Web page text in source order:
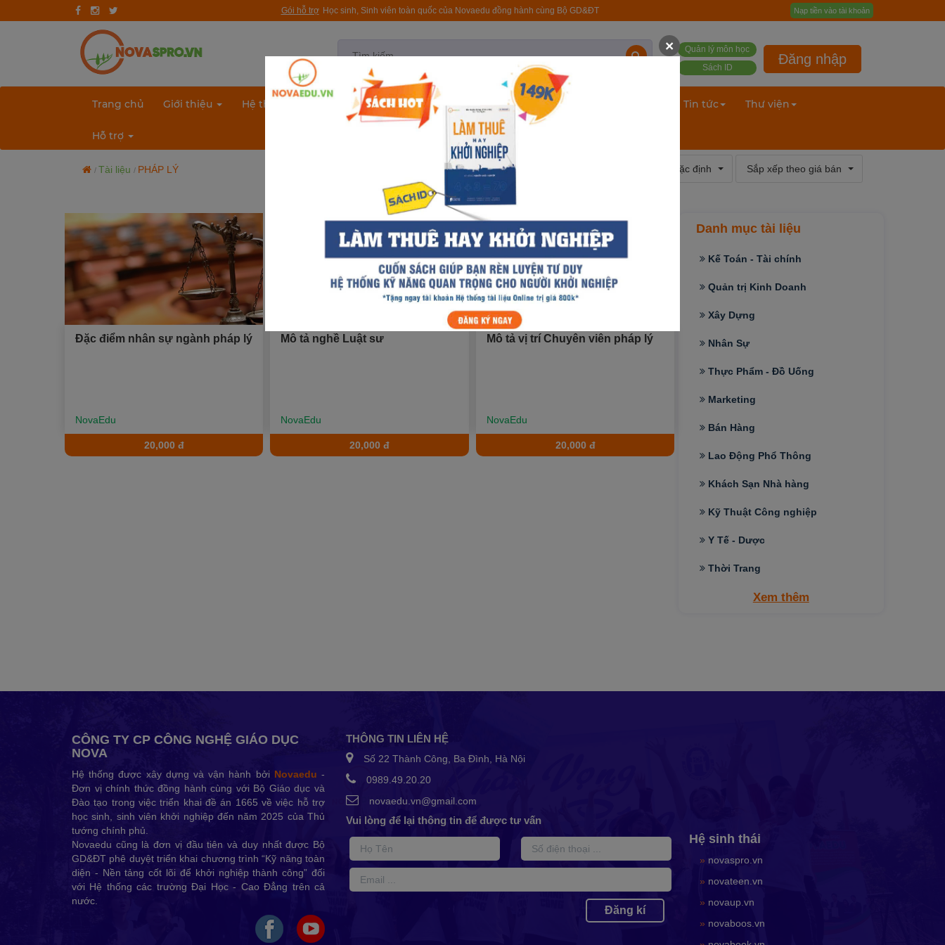
Trang chủ
Giới thiệu
Quy trình hướng nghiệp
Đơn vị đào tạo
Nhóm ngành nghề
Gương sáng học sinh - người nổi tiếng
Xu hướng ngành nghề
Gói hỗ trợ Học sinh, Sinh viên toàn quốc của Novaedu đồng hành cùng Bộ GD&ĐT Nạp tiền vào tài khoản
Quản lý môn học
Sách ID
Đăng nhập
Trang chủ Giới thiệu Hệ thống bài test Quy trình NovaSpro Tài liệu Khóa học Tin tức Thư viện
Hỗ trợ
Tài liệu PHÁP LÝ Sắp xếp theo mặc định Sắp xếp theo giá bán
Đặc điểm nhân sự ngành pháp lý
NovaEdu
20,000 đ
Mô tả nghề Luật sư
NovaEdu
20,000 đ
Mô tả vị trí Chuyên viên pháp lý
NovaEdu
20,000 đ
Danh mục tài liệu
Kế Toán - Tài chính
Quản trị Kinh Doanh
Xây Dựng
Nhân Sự
Thực Phẩm - Đồ Uống
Marketing
Bán Hàng
Lao Động Phổ Thông
Khách Sạn Nhà hàng
Kỹ Thuật Công nghiệp
Y Tế - Dược
Thời Trang
Xem thêm
CÔNG TY CP CÔNG NGHỆ GIÁO DỤC
NOVA
Hệ thống được xây dựng và vận hành bởi Novaedu -
Đơn vị chính thức đồng hành cùng với Bộ Giáo dục và
Đào tạo trong việc triển khai đề án 1665 về việc hỗ trợ
học sinh, sinh viên khởi nghiệp đến năm 2025 của Thủ
tướng chính phủ.
Novaedu cũng là đơn vị đầu tiên và duy nhất được Bộ
GD&ĐT phê duyệt triển khai chương trình “Kỹ năng toàn
diện - Nền tảng cốt lõi để khởi nghiệp thành công” đối
với Hệ thống các trường Đại Học - Cao Đẳng trên cả
nước.
THÔNG TIN LIÊN HỆ
Số 22 Thành Công, Ba Đình, Hà Nội
0989.49.20.20
novaedu.vn@gmail.com
Vui lòng để lại thông tin để được tư vấn
Đăng kí
Hệ sinh thái
» novaspro.vn
» novateen.vn
» novaup.vn
» novaboos.vn
×